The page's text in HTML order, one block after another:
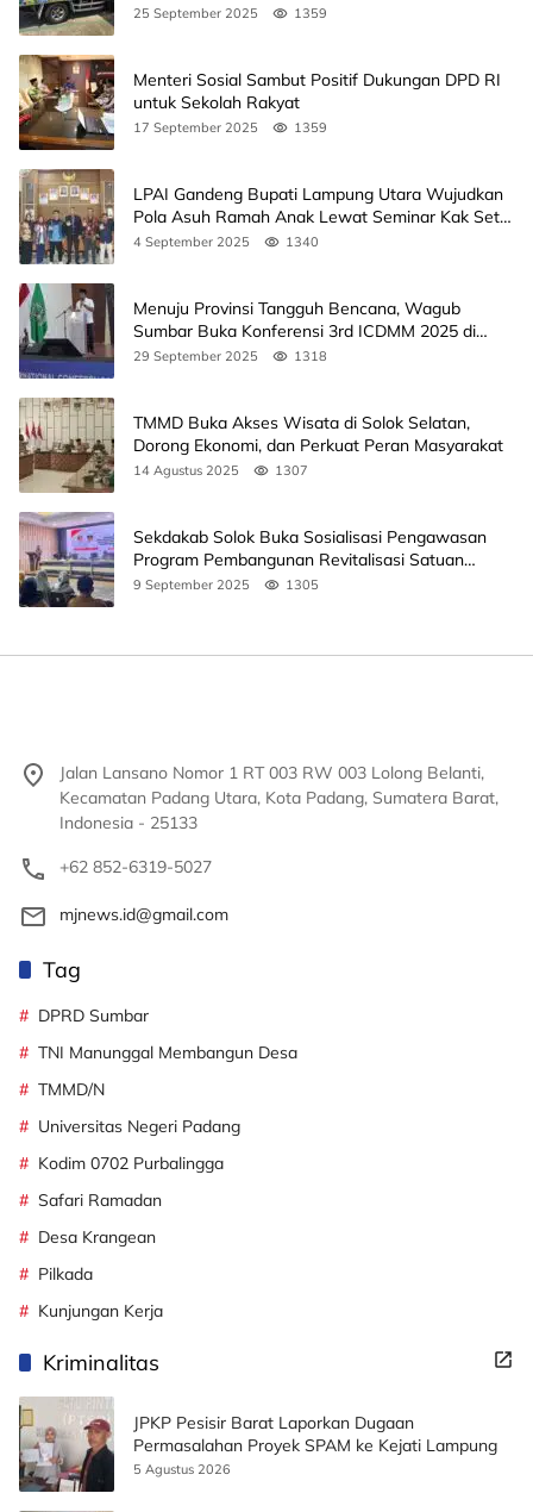
25 September 2025 1359
Menteri Sosial Sambut Positif Dukungan DPD RI
untuk Sekolah Rakyat
17 September 2025 1359
LPAI Gandeng Bupati Lampung Utara Wujudkan
Pola Asuh Ramah Anak Lewat Seminar Kak Seto,
Ini Jadwalnya
4 September 2025 1340
Menuju Provinsi Tangguh Bencana, Wagub
Sumbar Buka Konferensi 3rd ICDMM 2025 di
Unand
29 September 2025 1318
TMMD Buka Akses Wisata di Solok Selatan,
Dorong Ekonomi, dan Perkuat Peran Masyarakat
14 Agustus 2025 1307
Sekdakab Solok Buka Sosialisasi Pengawasan
Program Pembangunan Revitalisasi Satuan
Pendidikan
9 September 2025 1305
Jalan Lansano Nomor 1 RT 003 RW 003 Lolong Belanti,
Kecamatan Padang Utara, Kota Padang, Sumatera Barat,
Indonesia - 25133
+62 852-6319-5027
mjnews.id@gmail.com
Tag
DPRD Sumbar
TNI Manunggal Membangun Desa
TMMD/N
Universitas Negeri Padang
Kodim 0702 Purbalingga
Safari Ramadan
Desa Krangean
Pilkada
Kunjungan Kerja
Kriminalitas
JPKP Pesisir Barat Laporkan Dugaan
Permasalahan Proyek SPAM ke Kejati Lampung
5 Agustus 2026